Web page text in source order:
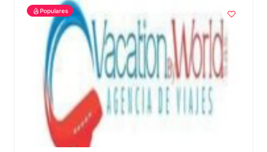
Populares